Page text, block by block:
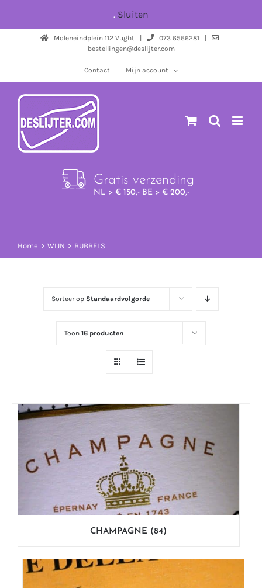
. Sluiten
Moleneindplein 112 Vught |
073 6566281 |
bestellingen@deslijter.com
Contact Mijn account
Gratis verzending
NL > € 150,- BE > € 200,-
Home WIJN BUBBELS
Sorteer op Standaardvolgorde
Toon16 producten
CHAMPAGNE (84)